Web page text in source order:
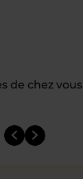
de chez vous